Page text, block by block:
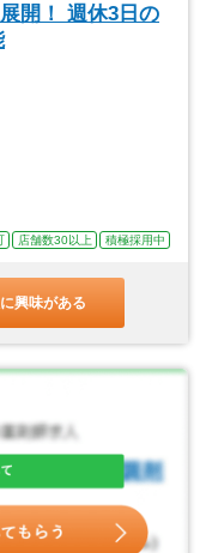
開！ 週休3日の
店舗数30以上 積極採用中
興味がある